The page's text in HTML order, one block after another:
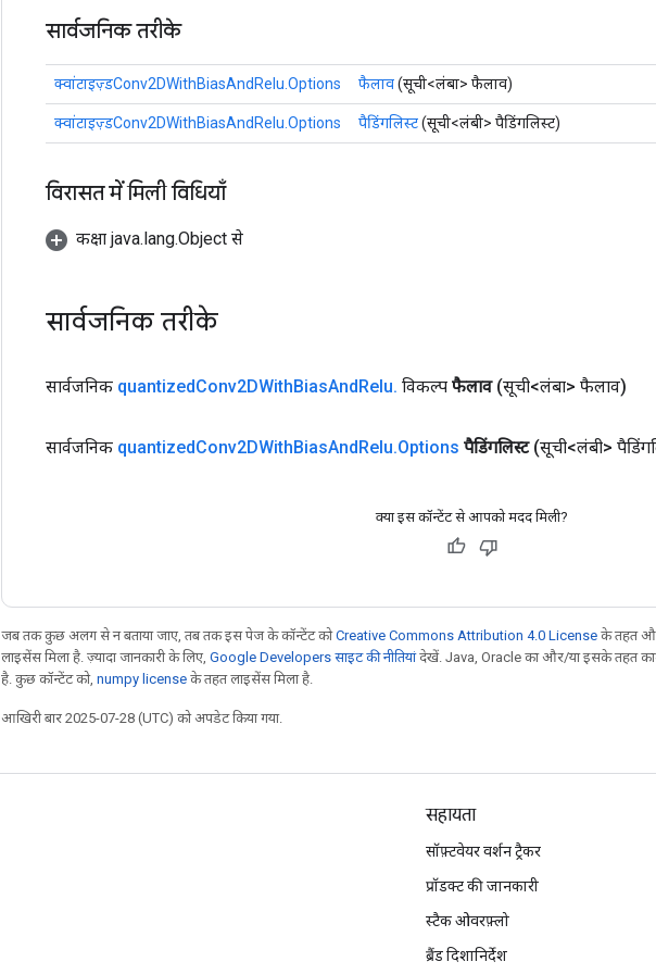
सार्वजनिक तरीके
क्वांटाइज़्डConv2DWithBiasAndRelu.Options फैलाव(सूची<लंबा> फैलाव)
क्वांटाइज़्डConv2DWithBiasAndRelu.Options पैडिंगलिस्ट(सूची<लंबी> पैडिंगलिस्ट)
विरासत में मिली विधियाँ
कक्षा java.lang.Object से
सार्वजनिक तरीके
सार्वजनिक quantizedConv2DWithBiasAndRelu. विकल्प फैलाव (सूची<लंबा> फैलाव)
सार्वजनिक quantizedConv2DWithBiasAndRelu.Options पैडिंगलिस्ट (सूची<लंबी>
क्या इस कॉन्टेंट से आपको मदद मिली?
जब तक कुछ अलग से न बताया जाए, तब तक इस पेज के कॉन्टेंट कोCreative Commons Attribution 4.0 License के तहत
लाइसेंस मिला है. ज़्यादा जानकारी के लिए, Google Developers साइट की नीतियांदेखें. Java, Oracle का और/या इसके तहत काम
है. कुछ कॉन्टेंट को, numpy license के तहत लाइसेंस मिला है.
आखिरी बार 2025-07-28 (UTC) को अपडेट किया गया.
सहायता
सॉफ़्टवेयर वर्शन ट्रैकर
प्रॉडक्ट की जानकारी
स्टैक ओवरफ़्लो
ब्रैंड दिशानिर्देश